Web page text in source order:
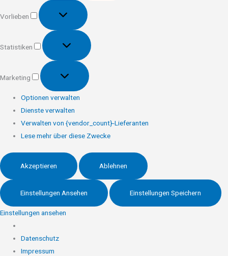
Vorlieben
Vorlieben
Statistiken
Statistiken
Marketing
Marketing
Optionen verwalten
Dienste verwalten
Verwalten von {vendor_count}-Lieferanten
Lese mehr über diese Zwecke
Akzeptieren Ablehnen
Einstellungen Ansehen Einstellungen Speichern
Einstellungen ansehen
Datenschutz
Impressum